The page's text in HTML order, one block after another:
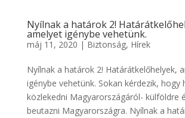
Nyílnak a határok 2!
amelyet igénybe vehetünk.
máj 11, 2020 | Biztonság, Hírek
Nyílnak a határok 2! Határátkelőhelyek,
igénybe vehetünk. Sokan kérdezik, hogy
közlekedni Magyarországáról- külföldre
beutazni Magyarországra. Nyílnak a